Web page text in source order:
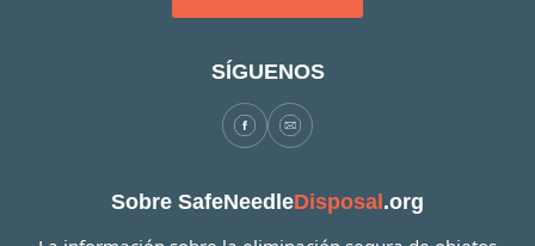
SÍGUENOS
Sobre SafeNeedleDisposal.org